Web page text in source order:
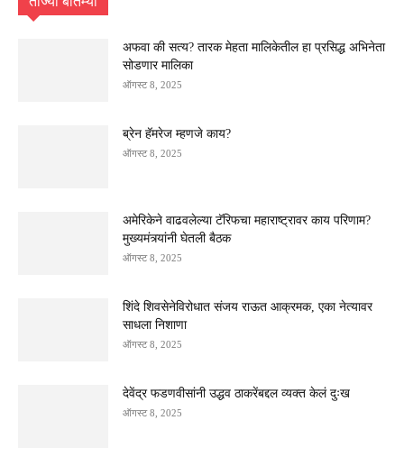
अफवा की सत्य? तारक मेहता मालिकेतील हा प्रसिद्ध अभिनेता
सोडणार मालिका
ऑगस्ट 8, 2025
ब्रेन हॅमरेज म्हणजे काय?
ऑगस्ट 8, 2025
अमेरिकेने वाढवलेल्या टॅरिफचा महाराष्ट्रावर काय परिणाम?
मुख्यमंत्र्यांनी घेतली बैठक
ऑगस्ट 8, 2025
शिंदे शिवसेनेविरोधात संजय राऊत आक्रमक, एका नेत्यावर
साधला निशाणा
ऑगस्ट 8, 2025
देवेंद्र फडणवीसांनी उद्धव ठाकरेंबद्दल व्यक्त केलं दुःख
ऑगस्ट 8, 2025